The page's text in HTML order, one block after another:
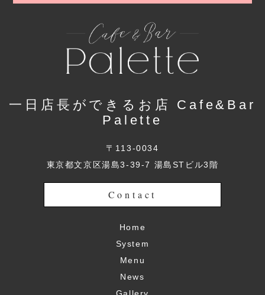
一日店長ができるお店 Cafe&Bar
Palette
〒113-0034
東京都文京区湯島3-39-7 湯島STビル3階
Contact
Home
System
Menu
News